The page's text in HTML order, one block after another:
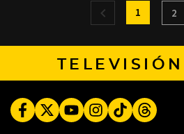
1 2
TELEVISIÓN
FacebookTwitterYoutubeInstagram
TikTokThreads